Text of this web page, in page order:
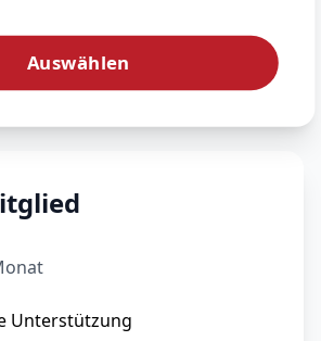
Auswählen
Unterstützung